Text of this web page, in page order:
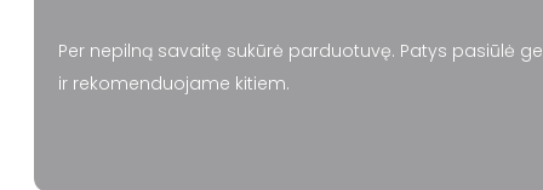
Per nepilną savaitę sukūrė parduotuvę. Patys pasiūlė
ir rekomenduojame kitiem.